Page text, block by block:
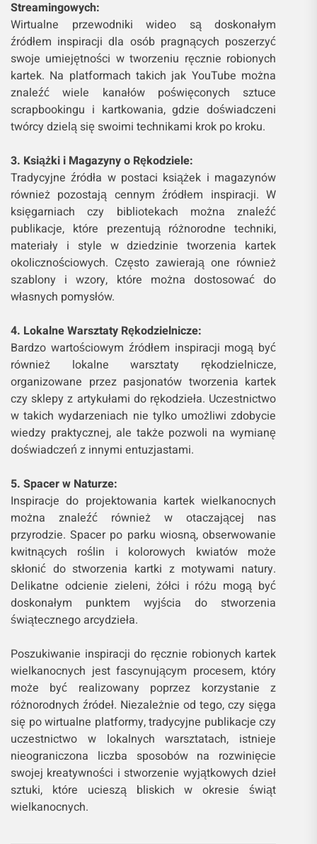
Streamingowych:
Wirtualne przewodniki wideo są doskonałym
źródłem inspiracji dla osób pragnących poszerzyć
swoje umiejętności w tworzeniu ręcznie robionych
kartek. Na platformach takich jak YouTube można
znaleźć wiele kanałów poświęconych sztuce
scrapbookingu i kartkowania, gdzie doświadczeni
twórcy dzielą się swoimi technikami krok po kroku.
3. Książki i Magazyny o Rękodziele:
Tradycyjne źródła w postaci książek i magazynów
również pozostają cennym źródłem inspiracji. W
księgarniach czy bibliotekach można znaleźć
publikacje, które prezentują różnorodne techniki,
materiały i style w dziedzinie tworzenia kartek
okolicznościowych. Często zawierają one również
szablony i wzory, które można dostosować do
własnych pomysłów.
4. Lokalne Warsztaty Rękodzielnicze:
Bardzo wartościowym źródłem inspiracji mogą być
również lokalne warsztaty rękodzielnicze,
organizowane przez pasjonatów tworzenia kartek
czy sklepy z artykułami do rękodzieła. Uczestnictwo
w takich wydarzeniach nie tylko umożliwi zdobycie
wiedzy praktycznej, ale także pozwoli na wymianę
doświadczeń z innymi entuzjastami.
5. Spacer w Naturze:
Inspiracje do projektowania kartek wielkanocnych
można znaleźć również w otaczającej nas
przyrodzie. Spacer po parku wiosną, obserwowanie
kwitnących roślin i kolorowych kwiatów może
skłonić do stworzenia kartki z motywami natury.
Delikatne odcienie zieleni, żółci i różu mogą być
doskonałym punktem wyjścia do stworzenia
świątecznego arcydzieła.
Poszukiwanie inspiracji do ręcznie robionych kartek
wielkanocnych jest fascynującym procesem, który
może być realizowany poprzez korzystanie z
różnorodnych źródeł. Niezależnie od tego, czy sięga
się po wirtualne platformy, tradycyjne publikacje czy
uczestnictwo w lokalnych warsztatach, istnieje
nieograniczona liczba sposobów na rozwinięcie
swojej kreatywności i stworzenie wyjątkowych dzieł
sztuki, które ucieszą bliskich w okresie świąt
wielkanocnych.